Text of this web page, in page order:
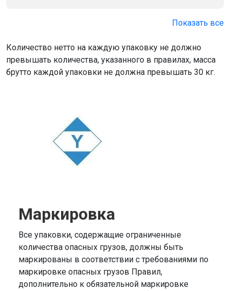
Показать все
Количество нетто на каждую упаковку не должно
превышать количества, указанного в правилах, масса
брутто каждой упаковки не должна превышать 30 кг.
Маркировка
Все упаковки, содержащие ограниченные
количества опасных грузов, должны быть
маркированы в соответствии с требованиями по
маркировке опасных грузов Правил,
дополнительно к обязательной маркировке